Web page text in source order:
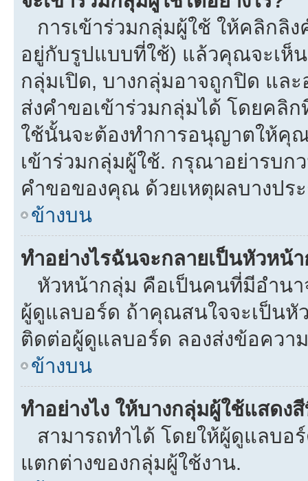
การเข้าร่วมกลุ่มผู้ใช้ ให้คลิกลิ
อยู่กับรูปแบบที่ใช้) แล้วคุณจะเห็
กลุ่มเปิด, บางกลุ่มอาจถูกปิด แล
ส่งคำขอเข้าร่วมกลุ่มได้ โดยคลิ
ใช้นั้นจะต้องทำการอนุญาตให้คุณ
เข้าร่วมกลุ่มผู้ใช้. กรุณาอย่ารบก
คำขอของคุณ ด้วยเหตุผลบางปร
ข้างบน
ทำอย่างไรฉันจะกลายเป็นหัวหน้
หัวหน้ากลุ่ม คือเป็นคนที่มีอำนา
ผู้ดูแลบอร์ด ถ้าคุณสนใจจะเป็น
ติดต่อผู้ดูแลบอร์ด ลองส่งข้อควา
ข้างบน
ทำอย่างไง ให้บางกลุ่มผู้ใช้แสดง
สามารถทำได้ โดยให้ผู้ดูแลบอ
แตกต่างของกลุ่มผู้ใช้งาน.